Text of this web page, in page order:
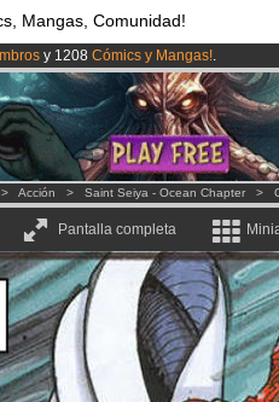
Mangas, Comunidad!
y 1208 Cómics y Mangas!.
por3.95 eurosal mes!Hazte Premium ya
desormado lanzado!.
Acción > Saint Seiya - Ocean Chapter >
Pantalla completa